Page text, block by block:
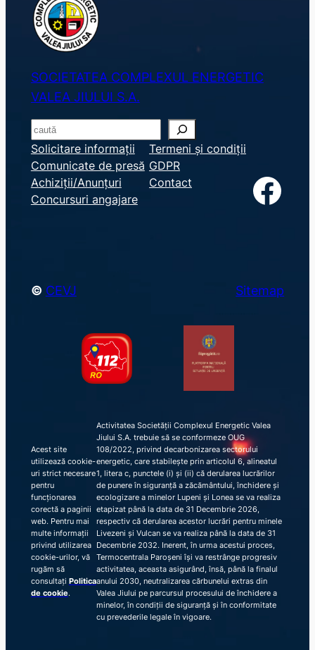
SOCIETATEA COMPLEXUL ENERGETIC
VALEA JIULUI S.A.
S
e
a
r
c
Solicitare informații
Comunicate de presă
Achiziții/Anunțuri
Concursuri angajare
Termeni și condiții
GDPR
Contact
Facebook
© CEVJ Sitemap
Acest site
utilizează cookie-
uri strict necesare
pentru
funcționarea
corectă a paginii
web. Pentru mai
multe informații
privind utilizarea
cookie-urilor, vă
rugăm să
consultați Politica
de cookie.
Activitatea Societății Complexul Energetic Valea
Jiului S.A. trebuie să se conformeze OUG
108/2022, privind decarbonizarea sectorului
energetic, care stabilește prin articolul 6, alineatul
1, litera c, punctele (i) și (ii) că derularea lucrărilor
de punere în siguranță a zăcământului, închidere și
ecologizare a minelor Lupeni și Lonea se va realiza
etapizat până la data de 31 Decembrie 2026,
respectiv că derularea acestor lucrări pentru minele
Livezeni și Vulcan se va realiza până la data de 31
Decembrie 2032. Inerent, în urma acestui proces,
Termocentrala Paroșeni își va restrânge progresiv
activitatea, aceasta asigurând, însă, până la finalul
anului 2030, neutralizarea cărbunelui extras din
Valea Jiului pe parcursul procesului de închidere a
minelor, în condiții de siguranță și în conformitate
cu prevederile legale în vigoare.